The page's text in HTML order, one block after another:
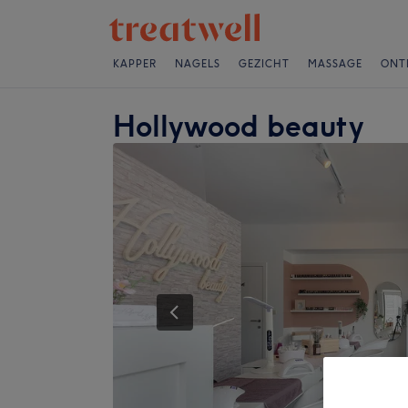
KAPPER NAGELS GEZICHT MASSAGE
Hollywood beauty